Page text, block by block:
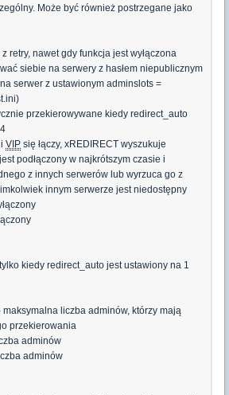
Może być również postrzegane jako
retry, nawet gdy funkcja jest wyłączona
siebie na serwery z hasłem niepublicznym
serwer z ustawionym adminslots =
przekierowywane kiedy redirect_auto
VIP się łączy, xREDIRECT wyszukuje
podłączony w najkrótszym czasie i
z innych serwerów lub wyrzuca go z
innym serwerze jest niedostępny
kiedy redirect_auto jest ustawiony na 1
liczba adminów, którzy mają
przekierowania
adminów
adminów